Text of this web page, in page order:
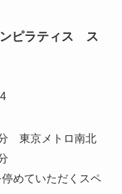
ンピラティス ス
東京メトロ南北
めていただくスペ